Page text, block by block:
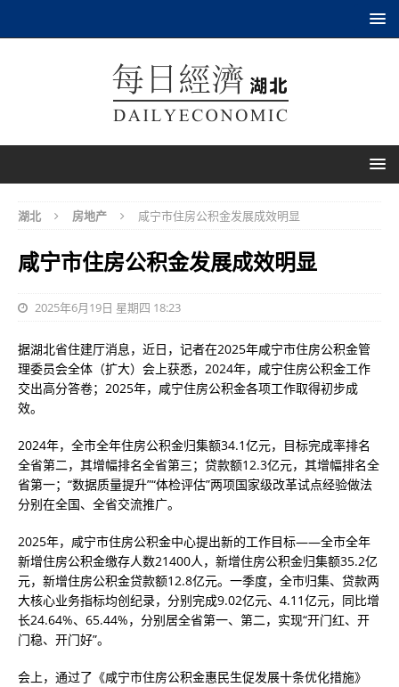
湖北 房地产 咸宁市住房公积金发展成效明显
咸宁市住房公积金发展成效明显
2025年6月19日 星期四 18:23
据湖北省住建厅消息，近日，记者在2025年咸宁市住房公积金管
理委员会全体（扩大）会上获悉，2024年，咸宁住房公积金工作
交出高分答卷；2025年，咸宁住房公积金各项工作取得初步成
效。
2024年，全市全年住房公积金归集额34.1亿元，目标完成率排名
全省第二，其增幅排名全省第三；贷款额12.3亿元，其增幅排名全
省第一；“数据质量提升”“体检评估”两项国家级改革试点经验做法
分别在全国、全省交流推广。
2025年，咸宁市住房公积金中心提出新的工作目标——全市全年
新增住房公积金缴存人数21400人，新增住房公积金归集额35.2亿
元，新增住房公积金贷款额12.8亿元。一季度，全市归集、贷款两
大核心业务指标均创纪录，分别完成9.02亿元、4.11亿元，同比增
长24.64%、65.44%，分别居全省第一、第二，实现“开门红、开
门稳、开门好”。
会上，通过了《咸宁市住房公积金惠民生促发展十条优化措施》